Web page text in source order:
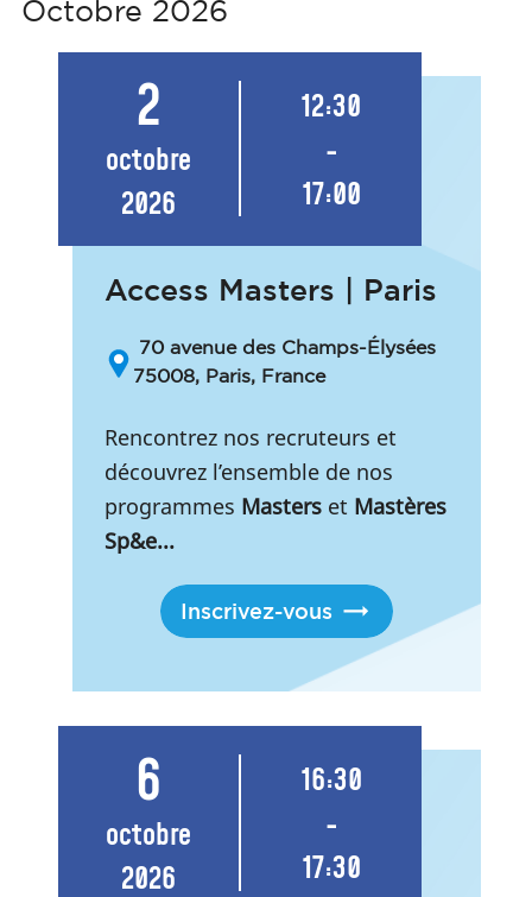
Octobre 2026
2
octobre
2026
12:30
-
17:00
Access Masters | Paris
70 avenue des Champs-Élysées
75008, Paris, France
Rencontrez nos recruteurs et
découvrez l’ensemble de nos
programmes Masterset Mastères
Sp&e...
Inscrivez-vous
6
octobre
2026
16:30
-
17:30